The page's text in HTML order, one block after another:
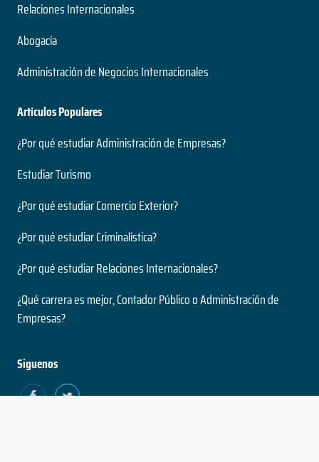
Relaciones Internacionales
Abogacía
Administración de Negocios Internacionales
Artículos Populares
¿Por qué estudiar Administración de Empresas?
Estudiar Turismo
¿Por qué estudiar Comercio Exterior?
¿Por qué estudiar Criminalística?
¿Por qué estudiar Relaciones Internacionales?
¿Qué carrera es mejor, Contador Público o Administración de
Empresas?
Siguenos